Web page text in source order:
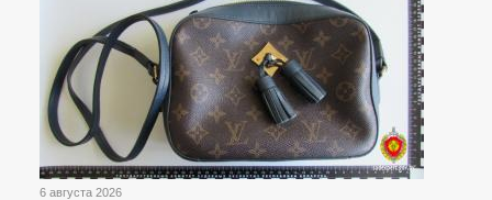
6 августа 2026